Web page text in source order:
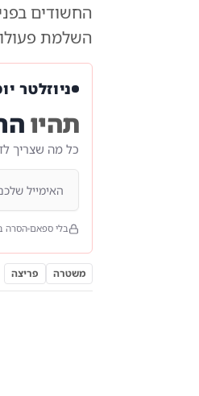
החשודים
השלמת
ניוזלטר
תהיו
כל מה שצריך
בלי ספאם הסרה
משטרה פריצה